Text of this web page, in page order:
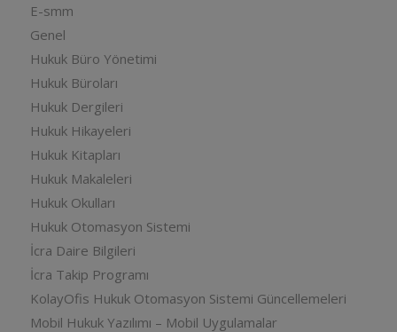
E-smm
Genel
Hukuk Büro Yönetimi
Hukuk Büroları
Hukuk Dergileri
Hukuk Hikayeleri
Hukuk Kitapları
Hukuk Makaleleri
Hukuk Okulları
Hukuk Otomasyon Sistemi
İcra Daire Bilgileri
İcra Takip Programı
KolayOfis Hukuk Otomasyon Sistemi Güncellemeleri
Mobil Hukuk Yazılımı – Mobil Uygulamalar